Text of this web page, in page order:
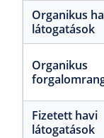
Organikus
látogatások
Organikus
Fizetett havi
látogatások